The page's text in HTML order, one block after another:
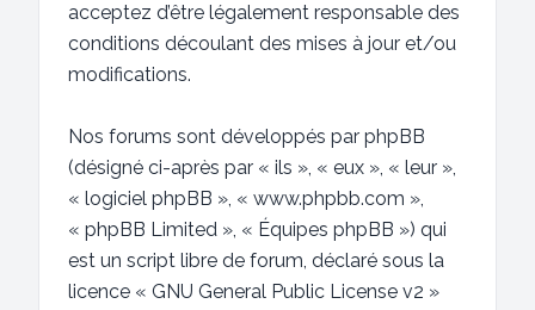
acceptez d’être légalement responsable des
conditions découlant des mises à jour et/ou
modifications.
Nos forums sont développés par phpBB
(désigné ci-après par « ils », « eux », « leur »,
« logiciel phpBB », « www.phpbb.com »,
« phpBB Limited », « Équipes phpBB ») qui
est un script libre de forum, déclaré sous la
licence « GNU General Public License v2 »